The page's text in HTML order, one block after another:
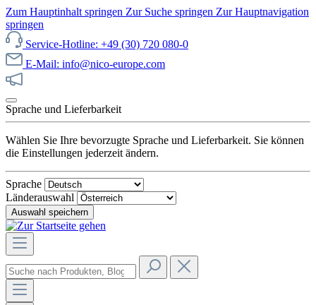
Zum Hauptinhalt springen Zur Suche springen Zur Hauptnavigation
springen
Service-Hotline: +49 (30) 720 080-0
E-Mail: info@nico-europe.com
Sprache und Lieferbarkeit
Wählen Sie Ihre bevorzugte Sprache und Lieferbarkeit. Sie können
die Einstellungen jederzeit ändern.
Sprache
Länderauswahl
Auswahl speichern